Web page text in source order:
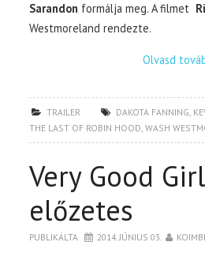
Sarandon formálja meg. A filmet
Westmoreland rendezte.
Olvasd
TRAILER DAKOTA FANNING,
THE LAST OF ROBIN HOOD,WASH
Very Good
előzetes
PUBLIKÁLTA 2014. JÚNIUS 03.